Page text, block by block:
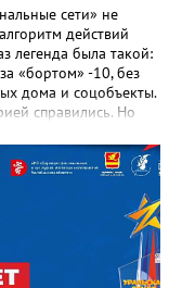
сети» не
действий
легенда была такой:
«бортом» -10, без
дома и соцобъекты.
справились. Но
компании
с
и иными службами»,
ГЖИ Ирина
в